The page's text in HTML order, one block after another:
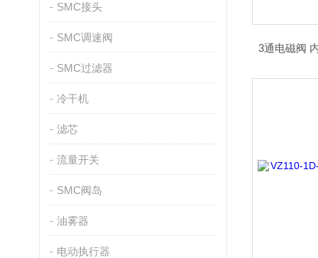
SMC接头
SMC调速阀
SMC过滤器
冷干机
滤芯
流量开关
SMC阀岛
油雾器
电动执行器
3通电磁阀